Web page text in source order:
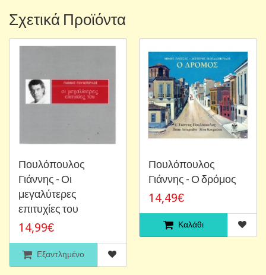
Σχετικά Προϊόντα
Πουλόπουλος
Γιάννης - Οι
μεγαλύτερες
επιτυχίες του
14,99€
Εξαντλημένο
Πουλόπουλος
Γιάννης - Ο δρόμος
14,49€
Καλάθι